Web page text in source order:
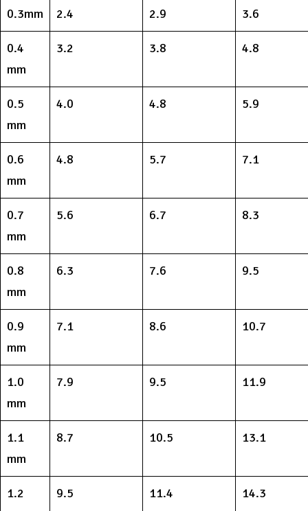
0.3mm 2.4 2.9 3.6
0.4
mm
3.2 3.8 4.8
0.5
mm
4.0 4.8 5.9
0.6
mm
4.8 5.7 7.1
0.7
mm
5.6 6.7 8.3
0.8
mm
6.3 7.6 9.5
0.9
mm
7.1 8.6 10.7
1.0
mm
7.9 9.5 11.9
1.1
mm
8.7 10.5 13.1
1.2
9.5 11.4 14.3